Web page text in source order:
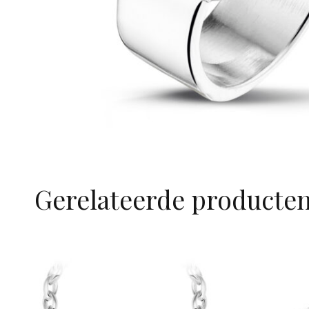
Gerelateerde